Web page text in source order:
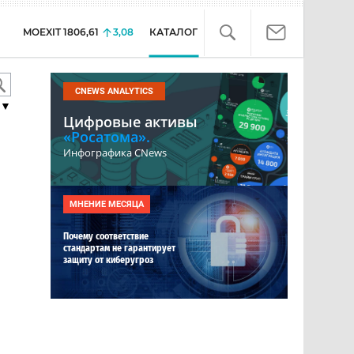
MOEXIT 1806,61 3,08 КАТАЛОГ
CNEWS ANALYTICS
Цифровые активы
«Росатома».
Инфографика CNews
МНЕНИЕ МЕСЯЦА
Почему соответствие
стандартам не гарантирует
защиту от киберугроз